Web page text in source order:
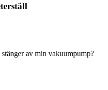
av min vakuumpump?